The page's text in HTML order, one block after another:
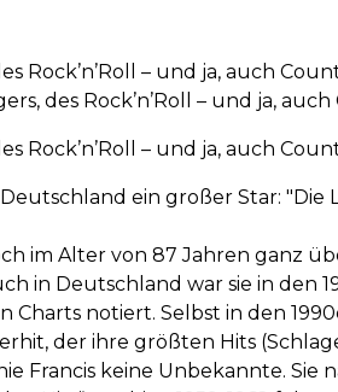
Rock’n’Roll – und ja, auch
des Rock’n’Roll – und ja,
Rock’n’Roll – und ja, auch
ein großer Star: "Die
im Alter von 87 Jahren ganz
in Deutschland war sie in den
notiert. Selbst in den
der ihre größten Hits
Francis keine Unbekannte. Sie